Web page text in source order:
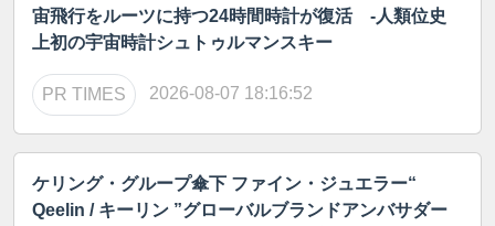
宙飛行をルーツに持つ24時間時計が復活 -人類位史
上初の宇宙時計シュトゥルマンスキー
PR TIMES 2026-08-07 18:16:52
ケリング・グループ傘下 ファイン・ジュエラー“
Qeelin / キーリン ”グローバルブランドアンバサダー